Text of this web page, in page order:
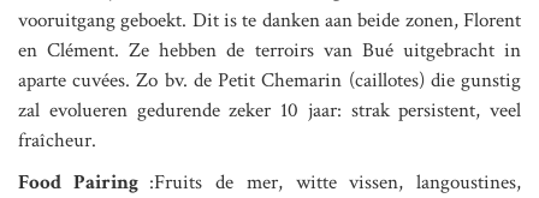
vooruitgang geboekt. Dit is te danken aan beide zonen, Florent
en Clément. Ze hebben de terroirs van Bué uitgebracht in
aparte cuvées. Zo bv. de Petit Chemarin (caillotes) die gunstig
zal evolueren gedurende zeker 10 jaar: strak persistent, veel
fraîcheur.
Food Pairing :Fruits de mer, witte vissen, langoustines,